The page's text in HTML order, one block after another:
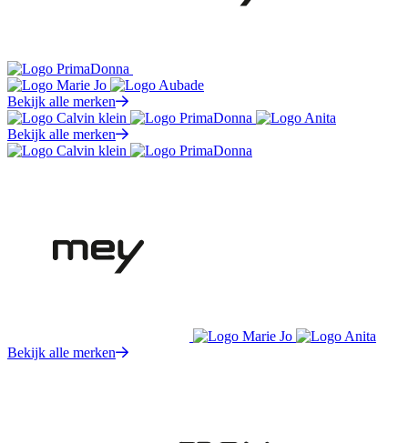
Bekijk alle merken
Bekijk alle merken
Bekijk alle merken